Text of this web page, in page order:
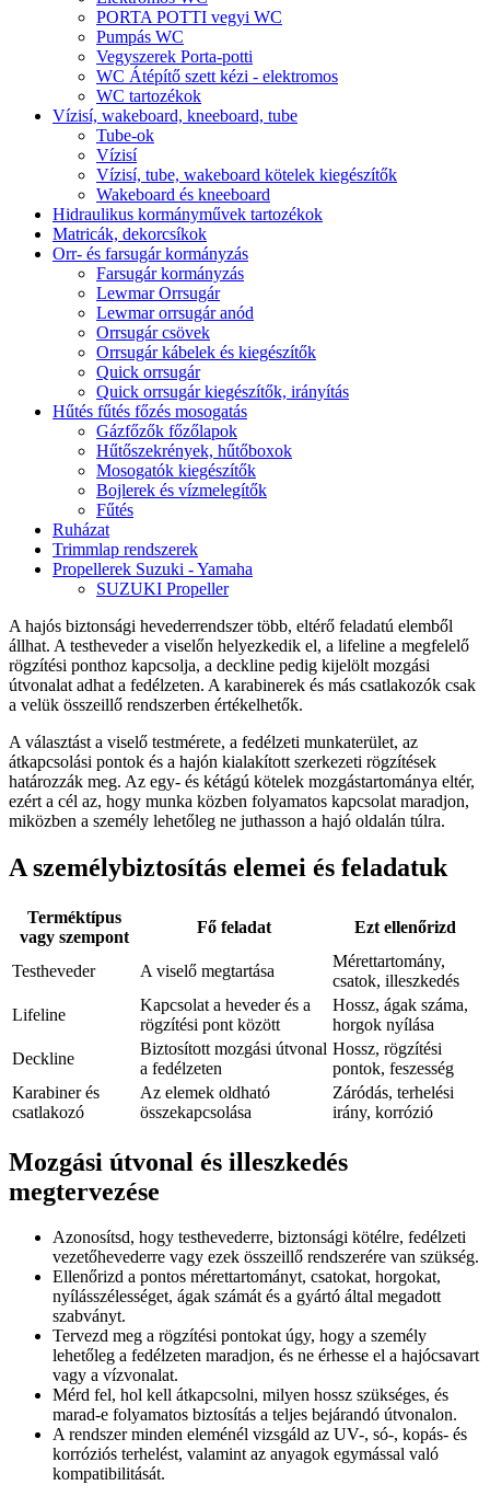
PORTA POTTI vegyi WC
Pumpás WC
Vegyszerek Porta-potti
WC Átépítő szett kézi - elektromos
WC tartozékok
Vízisí, wakeboard, kneeboard, tube
Tube-ok
Vízisí
Vízisí, tube, wakeboard kötelek kiegészítők
Wakeboard és kneeboard
Hidraulikus kormányművek tartozékok
Matricák, dekorcsíkok
Orr- és farsugár kormányzás
Farsugár kormányzás
Lewmar Orrsugár
Lewmar orrsugár anód
Orrsugár csövek
Orrsugár kábelek és kiegészítők
Quick orrsugár
Quick orrsugár kiegészítők, irányítás
Hűtés fűtés főzés mosogatás
Gázfőzők főzőlapok
Hűtőszekrények, hűtőboxok
Mosogatók kiegészítők
Bojlerek és vízmelegítők
Fűtés
Ruházat
Trimmlap rendszerek
Propellerek Suzuki - Yamaha
SUZUKI Propeller
A hajós biztonsági hevederrendszer több, eltérő feladatú elemből
állhat. A testheveder a viselőn helyezkedik el, a lifeline a megfelelő
rögzítési ponthoz kapcsolja, a deckline pedig kijelölt mozgási
útvonalat adhat a fedélzeten. A karabinerek és más csatlakozók csak
a velük összeillő rendszerben értékelhetők.
A választást a viselő testmérete, a fedélzeti munkaterület, az
átkapcsolási pontok és a hajón kialakított szerkezeti rögzítések
határozzák meg. Az egy- és kétágú kötelek mozgástartománya eltér,
ezért a cél az, hogy munka közben folyamatos kapcsolat maradjon,
miközben a személy lehetőleg ne juthasson a hajó oldalán túlra.
A személybiztosítás elemei és feladatuk
Terméktípus
vagy szempont
Fő feladat Ezt ellenőrizd
Testheveder A viselő megtartása
Mérettartomány,
csatok, illeszkedés
Lifeline
Kapcsolat a heveder és a
rögzítési pont között
Hossz, ágak száma,
horgok nyílása
Deckline
Biztosított mozgási útvonal
a fedélzeten
Hossz, rögzítési
pontok, feszesség
Karabiner és
csatlakozó
Az elemek oldható
összekapcsolása
Záródás, terhelési
irány, korrózió
Mozgási útvonal és illeszkedés
megtervezése
Azonosítsd, hogy testhevederre, biztonsági kötélre, fedélzeti
vezetőhevederre vagy ezek összeillő rendszerére van szükség.
Ellenőrizd a pontos mérettartományt, csatokat, horgokat,
nyílásszélességet, ágak számát és a gyártó által megadott
szabványt.
Tervezd meg a rögzítési pontokat úgy, hogy a személy
lehetőleg a fedélzeten maradjon, és ne érhesse el a hajócsavart
vagy a vízvonalat.
Mérd fel, hol kell átkapcsolni, milyen hossz szükséges, és
marad-e folyamatos biztosítás a teljes bejárandó útvonalon.
A rendszer minden eleménél vizsgáld az UV-, só-, kopás- és
korróziós terhelést, valamint az anyagok egymással való
kompatibilitását.